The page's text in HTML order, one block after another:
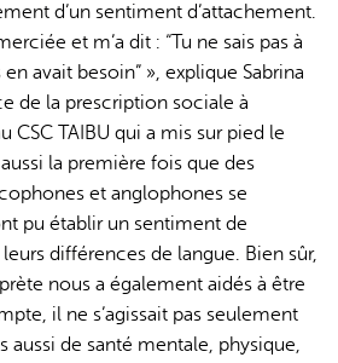
d’un sentiment d’attachement.
et m’a dit : “Tu ne sais pas à
avait besoin” », explique Sabrina
de la prescription sociale à
CSC TAIBU qui a mis sur pied le
la première fois que des
et anglophones se
pu établir un sentiment de
différences de langue. Bien sûr,
nous a également aidés à être
il ne s’agissait pas seulement
aussi de santé mentale, physique,